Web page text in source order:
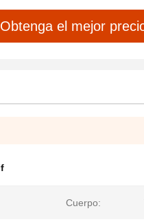
Obtenga el mejor
Cuerpo: